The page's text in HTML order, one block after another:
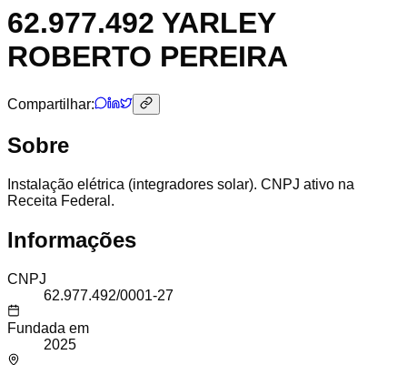
62.977.492 YARLEY
ROBERTO PEREIRA
Compartilhar:
Sobre
Instalação elétrica (integradores solar). CNPJ ativo na
Receita Federal.
Informações
CNPJ
62.977.492/0001-27
Fundada em
2025